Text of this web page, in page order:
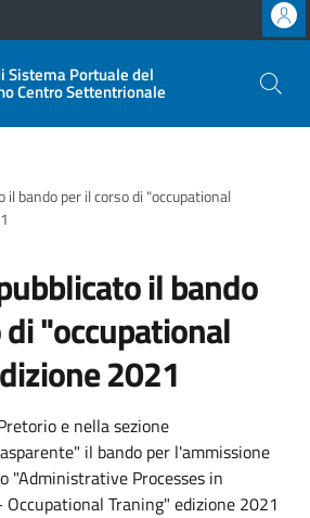
Sistema Portuale del
Centro Settentrionale
il bando per il corso di "occupational
il bando
"occupational
2021
e nella sezione
il bando per l'ammissione
"Administrative Processes in
Traning" edizione 2021